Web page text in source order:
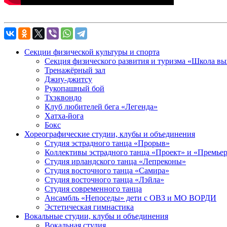
Секции физической культуры и спорта
Секция физического развития и туризма «Школа
Тренажёрный зал
Джиу-джитсу
Рукопашный бой
Тхэквондо
Клуб любителей бега «Легенда»
Хатха-йога
Бокс
Хореографические студии, клубы и объединения
Студия эстрадного танца «Прорыв»
Коллективы эстрадного танца «Проект» и
Студия ирландского танца «Лепреконы»
Студия восточного танца «Самира»
Студия восточного танца «Лэйла»
Студия современного танца
Ансамбль «Непоседы» дети с ОВЗ и МО ВОРДИ
Эстетическая гимнастика
Вокальные студии, клубы и объединения
Вокальная студия